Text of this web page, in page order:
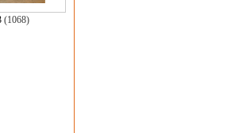
(1068)